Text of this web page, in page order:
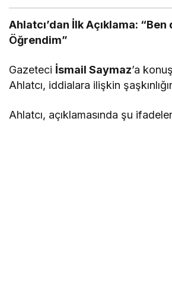
Ahlatcı’dan İlk Açıklama: “Ben
Öğrendim”
Gazeteci İsmail Saymaz’a
Ahlatcı, iddialara ilişkin
Ahlatcı, açıklamasında şu